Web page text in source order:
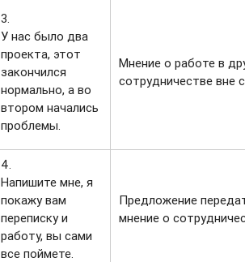
3.
У нас было два
проекта, этот
закончился
нормально, а во
втором начались
проблемы.
Мнение о работе в
сотрудничестве вне
4.
Напишите мне, я
покажу вам
переписку и
работу, вы сами
все поймете.
Предложение
мнение о